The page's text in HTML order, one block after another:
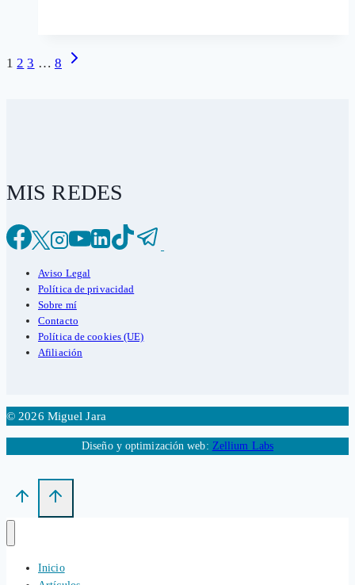
a
sufran
graves
Navegación
1 2 3 … 8
Siguiente
MIS REDES
Aviso Legal
Política de privacidad
Sobre mí
Contacto
Política de cookies (UE)
Afiliación
© 2026 Miguel Jara
Diseño y optimización web: Zellium Labs
Inicio